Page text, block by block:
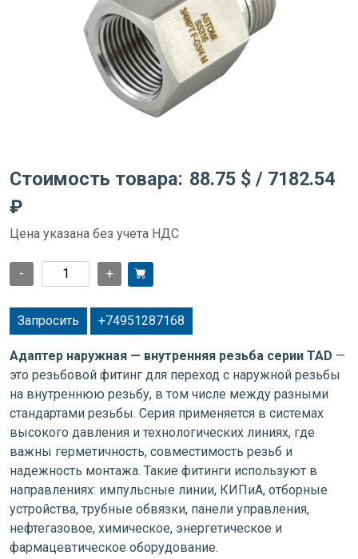
Стоимость товара: 88.75 $ / 7182.54
₽
Цена указана без учета НДС
- +
Запросить +74951287168
Адаптер наружная — внутренняя резьба серии TAD —
это резьбовой фитинг для переход с наружной резьбы
на внутреннюю резьбу, в том числе между разными
стандартами резьбы. Серия применяется в системах
высокого давления и технологических линиях, где
важны герметичность, совместимость резьб и
надежность монтажа. Такие фитинги используют в
направлениях: импульсные линии, КИПиА, отборные
устройства, трубные обвязки, панели управления,
нефтегазовое, химическое, энергетическое и
фармацевтическое оборудование.